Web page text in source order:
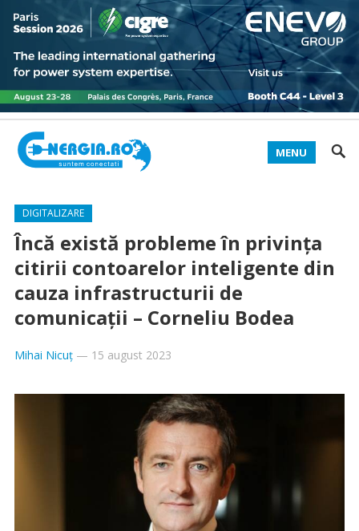
MENU
DIGITALIZARE
Încă există probleme în privinţa
citirii contoarelor inteligente din
cauza infrastructurii de
comunicaţii – Corneliu Bodea
Mihai Nicuț— 15 august 2023